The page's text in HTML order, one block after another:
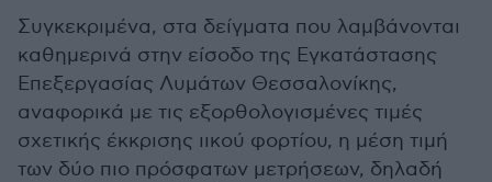
Συγκεκριμένα, στα δείγματα που λαμβάνονται
καθημερινά στην είσοδο της Εγκατάστασης
Επεξεργασίας Λυμάτων Θεσσαλονίκης,
αναφορικά με τις εξορθολογισμένες τιμές
σχετικής έκκρισης ιικού φορτίου, η μέση τιμή
των δύο πιο πρόσφατων μετρήσεων, δηλαδή